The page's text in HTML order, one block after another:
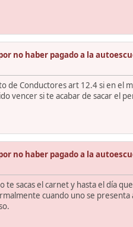
no haber pagado a la
Conductores art 12.4 si en el
vencer si te acabar de sacar el
no haber pagado a la
sacas el carnet y hasta el día
cuando uno se